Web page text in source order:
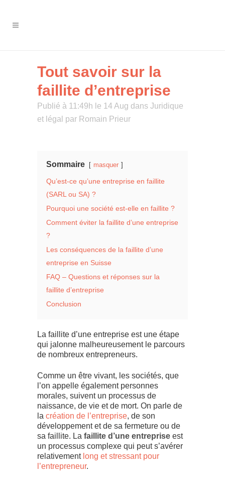
Tout savoir sur la
faillite d’entreprise
Publié à 11:49h le 14 Aug dans Juridique
et légal par Romain Prieur
Sommaire masquer
Qu’est-ce qu’une entreprise en faillite
(SARL ou SA) ?
Pourquoi une société est-elle en faillite ?
Comment éviter la faillite d’une entreprise
?
Les conséquences de la faillite d’une
entreprise en Suisse
FAQ – Questions et réponses sur la
faillite d’entreprise
Conclusion
La faillite d’une entreprise est une étape
qui jalonne malheureusement le parcours
de nombreux entrepreneurs.
Comme un être vivant, les sociétés, que
l’on appelle également personnes
morales, suivent un processus de
naissance, de vie et de mort. On parle de
la création de l’entreprise, de son
développement et de sa fermeture ou de
sa faillite. La faillite d’une entreprise est
un processus complexe qui peut s’avérer
relativement long et stressant pour
l’entrepreneur.